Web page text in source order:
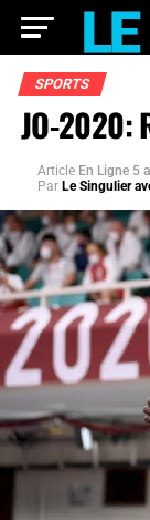
SPORTS
JO-2020:
Article En Ligne 5
Par Le Singulier